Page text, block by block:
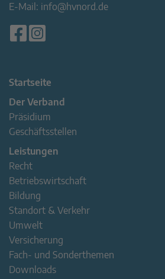
E-Mail: info@hvnord.de
Startseite
Der Verband
Präsidium
Geschäftsstellen
Leistungen
Recht
Betriebswirtschaft
Bildung
Standort & Verkehr
Umwelt
Versicherung
Fach- und Sonderthemen
Downloads